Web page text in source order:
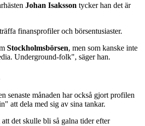
Johan Isaksson tycker han det är
finansprofiler och börsentusiaster.
Stockholmsbörsen, men som kanske inte
Underground-folk", säger han.
senaste månaden har också gjort profilen
att dela med sig av sina tankar.
det skulle bli så galna tider efter